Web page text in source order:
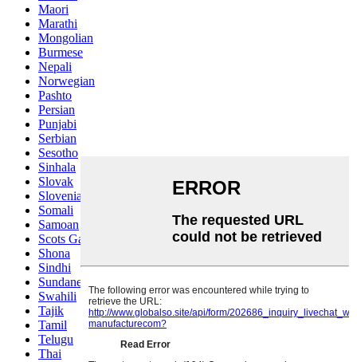
Maori
Marathi
Mongolian
Burmese
Nepali
Norwegian
Pashto
Persian
Punjabi
Serbian
Sesotho
Sinhala
Slovak
Slovenian
Somali
Samoan
Scots Gaelic
Shona
Sindhi
Sundanese
Swahili
Tajik
Tamil
Telugu
Thai